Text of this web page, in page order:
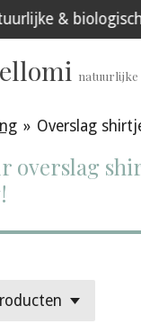
natuurlijke
&
» Overslag
overslag